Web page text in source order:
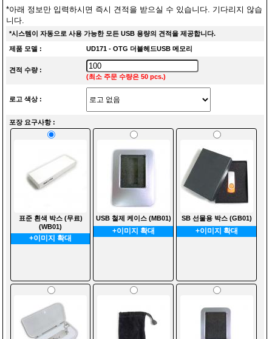
*아래 정보만 입력하시면 즉시 견적을 받으실 수 있습니다. 기다리지 않습
니다.
*시스템이 자동으로 사용 가능한 모든 USB 용량의 견적을 제공합니다.
제품 모델 : UD171 - OTG 더블헤드USB 메모리
견적 수량 :
(최소 주문 수량은 50 pcs.)
로고 색상 :
포장 요구사항 :
표준 흰색 박스 (무료)
(WB01)
+이미지 확대
USB 철제 케이스 (MB01)
+이미지 확대
SB 선물용 박스 (GB01)
+이미지 확대